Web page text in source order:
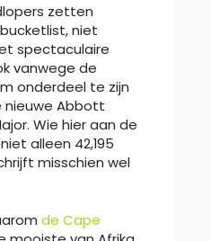
zetten
niet
spectaculaire
vanwege de
onderdeel te zijn
nieuwe Abbott
Wie hier aan de
alleen 42,195
misschien wel
de Cape